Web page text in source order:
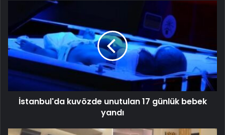
İstanbul'da kuvözde unutulan 17 günlük bebek
yandı